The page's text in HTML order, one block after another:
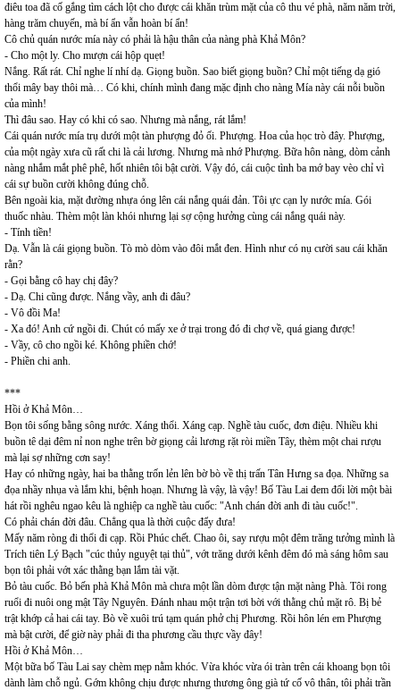
điêu toa đã cố gắng tìm cách lột cho được cái khăn trùm mặt của cô thu vé phà, năm năm trời,
hàng trăm chuyến, mà bí ẩn vẫn hoàn bí ẩn!
Cô chủ quán nước mía này có phải là hậu thân của nàng phà Khả Môn?
- Cho một ly. Cho mượn cái hộp quẹt!
Nắng. Rất rát. Chỉ nghe lí nhí dạ. Giọng buồn. Sao biết giọng buồn? Chỉ một tiếng dạ gió
thổi mây bay thôi mà… Có khi, chính mình đang mặc định cho nàng Mía này cái nỗi buồn
của mình!
Thì đâu sao. Hay có khi có sao. Nhưng mà nắng, rát lắm!
Cái quán nước mía trụ dưới một tàn phượng đỏ ối. Phượng. Hoa của học trò đây. Phượng,
của một ngày xưa cũ rất chi là cải lương. Nhưng mà nhớ Phượng. Bữa hôn nàng, dòm cảnh
nàng nhắm mắt phê phê, hốt nhiên tôi bật cười. Vậy đó, cái cuộc tình ba mớ bay vèo chỉ vì
cái sự buồn cười không đúng chỗ.
Bên ngoài kia, mặt đường nhựa óng lên cái nắng quái đản. Tôi ực cạn ly nước mía. Gói
thuốc nhàu. Thèm một làn khói nhưng lại sợ cộng hưởng cùng cái nắng quái này.
- Tính tiền!
Dạ. Vẫn là cái giọng buồn. Tò mò dòm vào đôi mắt đen. Hình như có nụ cười sau cái khăn
rằn?
- Gọi bằng cô hay chị đây?
- Dạ. Chi cũng được. Nắng vầy, anh đi đâu?
- Vô đồi Ma!
- Xa đó! Anh cứ ngồi đi. Chút có mấy xe ở trại trong đó đi chợ về, quá giang được!
- Vầy, cô cho ngồi ké. Không phiền chớ!
- Phiền chi anh.
***
Hồi ở Khả Môn…
Bọn tôi sống bằng sông nước. Xáng thổi. Xáng cạp. Nghề tàu cuốc, đơn điệu. Nhiều khi
buồn tê dại đêm nỉ non nghe trên bờ giọng cải lương rặt ròi miền Tây, thèm một chai rượu
mà lại sợ những cơn say!
Hay có những ngày, hai ba thằng trốn lẻn lên bờ bò về thị trấn Tân Hưng sa đọa. Những sa
đọa nhầy nhụa và lắm khi, bệnh hoạn. Nhưng là vậy, là vậy! Bố Tàu Lai đem đổi lời một bài
hát rồi nghêu ngao kêu là nghiệp ca nghề tàu cuốc: "Anh chán đời anh đi tàu cuốc!".
Có phải chán đời đâu. Chẳng qua là thời cuộc đẩy đưa!
Mấy năm ròng đi thổi đi cạp. Rồi Phúc chết. Chao ôi, say rượu một đêm trăng tưởng mình là
Trích tiên Lý Bạch "cúc thủy nguyệt tại thủ", vớt trăng dưới kênh đêm đó mà sáng hôm sau
bọn tôi phải vớt xác thằng bạn lắm tài vặt.
Bỏ tàu cuốc. Bỏ bến phà Khả Môn mà chưa một lần dòm được tận mặt nàng Phà. Tôi rong
ruổi đi nuôi ong mật Tây Nguyên. Đánh nhau một trận tơi bời với thằng chủ mặt rô. Bị bẻ
trật khớp cả hai cái tay. Bò về xuôi trú tạm quán phở chị Phương. Rồi hôn lén em Phượng
mà bật cười, để giờ này phải đi tha phương cầu thực vầy đây!
Hồi ở Khả Môn…
Một bữa bố Tàu Lai say chèm mẹp nằm khóc. Vừa khóc vừa ói tràn trên cái khoang bọn tôi
dành làm chỗ ngủ. Gớm không chịu được nhưng thương ông già tứ cố vô thân, tôi phải trần